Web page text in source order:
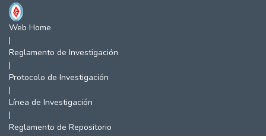
Web Home
|
Reglamento de Investigación
|
Protocolo de Investigación
|
Línea de Investigación
|
Reglamento de Repositorio